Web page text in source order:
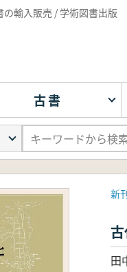
輸入販売 / 学術図書出版
古書
新
田